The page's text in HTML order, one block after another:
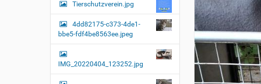
i
i
g
a
t
i
o
n
Tierschutzverein.jpg
4dd82175-c373-4de1-
bbe5-fdf4be8563ee.jpeg
IMG_20220404_123252.jpg